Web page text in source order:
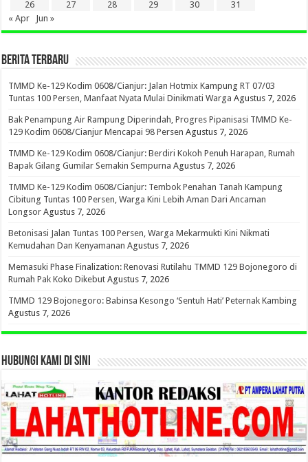
26
27 28 29 30
31
« Apr
Jun »
BERITA TERBARU
TMMD Ke-129 Kodim 0608/Cianjur: Jalan Hotmix Kampung RT 07/03
Tuntas 100 Persen, Manfaat Nyata Mulai Dinikmati Warga Agustus 7, 2026
Bak Penampung Air Rampung Diperindah, Progres Pipanisasi TMMD Ke-
129 Kodim 0608/Cianjur Mencapai 98 Persen Agustus 7, 2026
TMMD Ke-129 Kodim 0608/Cianjur: Berdiri Kokoh Penuh Harapan, Rumah
Bapak Gilang Gumilar Semakin Sempurna Agustus 7, 2026
TMMD Ke-129 Kodim 0608/Cianjur: Tembok Penahan Tanah Kampung
Cibitung Tuntas 100 Persen, Warga Kini Lebih Aman Dari Ancaman
Longsor Agustus 7, 2026
Betonisasi Jalan Tuntas 100 Persen, Warga Mekarmukti Kini Nikmati
Kemudahan Dan Kenyamanan Agustus 7, 2026
Memasuki Phase Finalization: Renovasi Rutilahu TMMD 129 Bojonegoro di
Rumah Pak Koko Dikebut Agustus 7, 2026
TMMD 129 Bojonegoro: Babinsa Kesongo ‘Sentuh Hati’ Peternak Kambing
Agustus 7, 2026
HUBUNGI KAMI DI SINI